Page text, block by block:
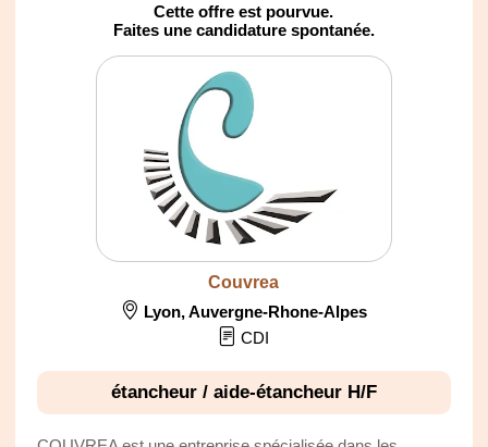
Cette offre est pourvue.
Faites une candidature spontanée.
Couvrea
Lyon,Auvergne-Rhone-Alpes
CDI
étancheur / aide-étancheur H/F